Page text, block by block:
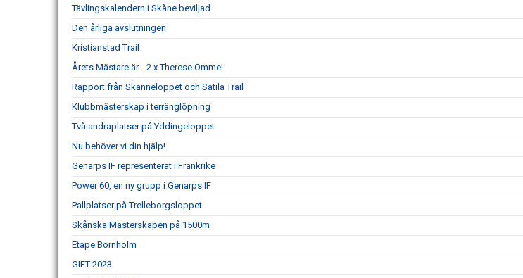
Tävlingskalendern i Skåne beviljad
Den årliga avslutningen
Kristianstad Trail
Årets Mästare är… 2 x Therese Omme!
Rapport från Skanneloppet och Sätila Trail
Klubbmästerskap i terränglöpning
Två andraplatser på Yddingeloppet
Nu behöver vi din hjälp!
Genarps IF representerat i Frankrike
Power 60, en ny grupp i Genarps IF
Pallplatser på Trelleborgsloppet
Skånska Mästerskapen på 1500m
Etape Bornholm
GIFT 2023